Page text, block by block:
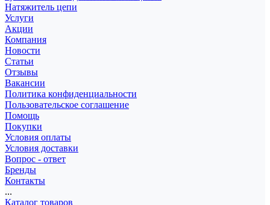
Натяжитель цепи
Услуги
Акции
Компания
Новости
Статьи
Отзывы
Вакансии
Политика конфиденциальности
Пользовательское соглашение
Помощь
Покупки
Условия оплаты
Условия доставки
Вопрос - ответ
Бренды
Контакты
...
Каталог товаров